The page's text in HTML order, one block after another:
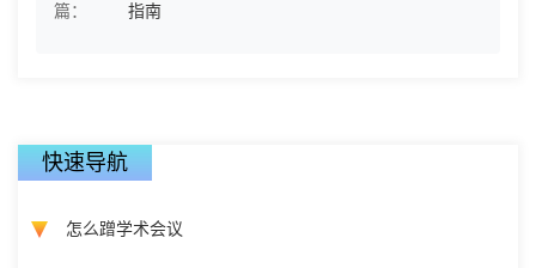
篇：
指南
快速导航
怎么蹭学术会议